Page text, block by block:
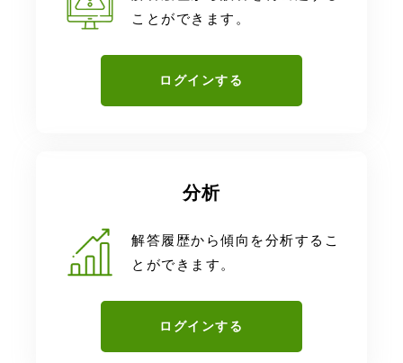
ことができます。
ログインする
分析
解答履歴から傾向を分析するこ
とができます。
ログインする